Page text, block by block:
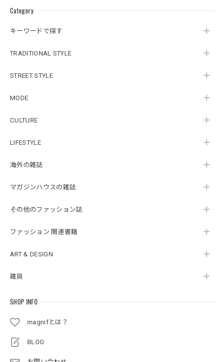
Category
キーワードで探す
TRADITIONAL STYLE
STREET STYLE
MODE
CULTURE
LIFESTYLE
海外の雑誌
マガジンハウスの雑誌
その他のファッション誌
ファッション 関連書籍
ART & DESIGN
雑貨
SHOP INFO
magnifとは？
BLOG